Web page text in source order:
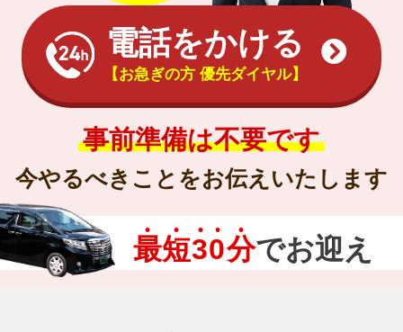
電話をかける
【お急ぎの方 優先ダイヤル】
事前準備は不要です
今やるべきことをお伝えいたします
最短30分でお迎え